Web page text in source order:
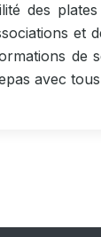
des
de
avec